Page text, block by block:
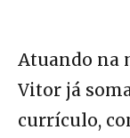
Atuando na
Vitor já
currículo,